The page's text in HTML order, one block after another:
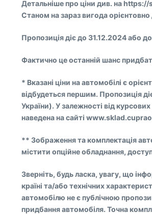
Детальніше про ціни див. на
Станом на зараз вигода
Пропозиція діє до 31.12.2024 або
Фактично це останній шанс
* Вказані ціни на автомобілі є
відбудеться першим. Пропозиція
України). У залежності від
наведена на сайті
** Зображення та комплектація
містити опційне обладнання,
Зверніть, будь ласка, увагу, що
країні та/або технічних
автомобілю не є публічною
придбання автомобіля. Точна